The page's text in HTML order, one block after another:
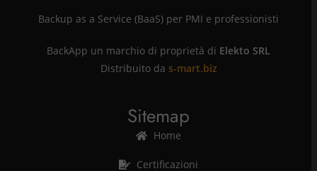
Backup as a Service (BaaS) per PMI e professionisti
BackApp un marchio di proprietà di Elekto SRL
Distribuito da s-mart.biz
Sitemap
Home
Certificazioni